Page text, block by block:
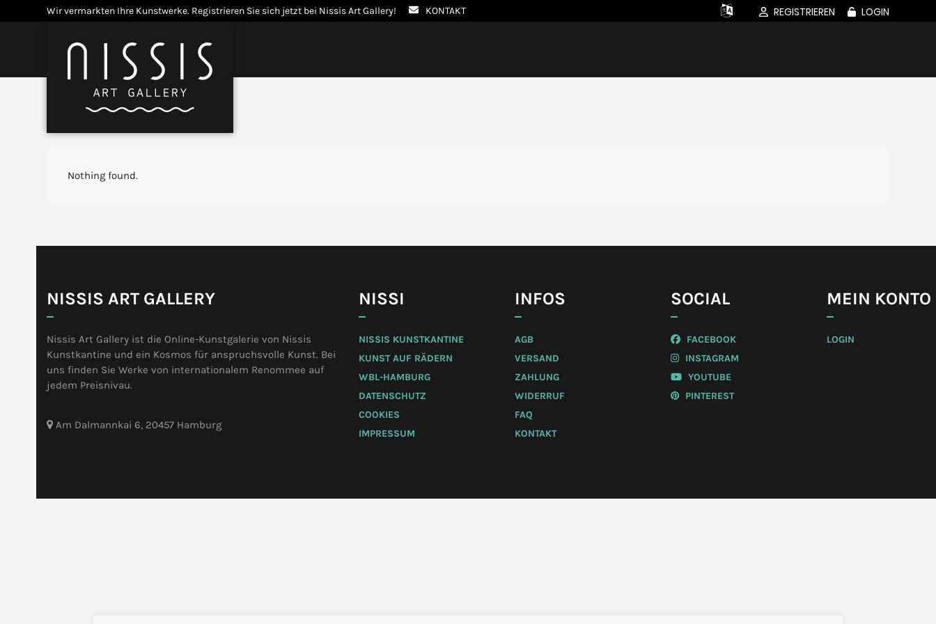
to
Wir vermarkten Ihre Kunstwerke. Registrieren Sie sich jetzt bei Nissis Art Gallery! KONTAKT REGISTRIEREN LOGIN
Menü
Open
mobile
menu
Close
mobile
menu
Nothing found.
NISSIS ART GALLERY
Nissis Art Gallery ist die Online-Kunstgalerie von Nissis
Kunstkantine und ein Kosmos für anspruchsvolle Kunst. Bei
uns finden Sie Werke von internationalem Renommee auf
jedem Preisnivau.
Am Dalmannkai 6, 20457 Hamburg
NISSI
NISSIS KUNSTKANTINE
KUNST AUF RÄDERN
WBL-HAMBURG
DATENSCHUTZ
COOKIES
IMPRESSUM
INFOS
AGB
VERSAND
ZAHLUNG
WIDERRUF
FAQ
KONTAKT
SOCIAL
FACEBOOK
INSTAGRAM
YOUTUBE
PINTEREST
MEIN KONTO
LOGIN